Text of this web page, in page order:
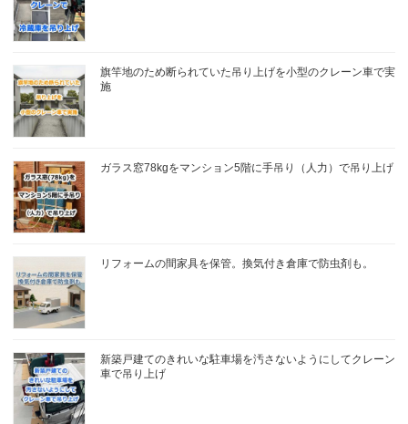
旗竿地のため断られていた吊り上げを小型のクレーン車で実
施
ガラス窓78kgをマンション5階に手吊り（人力）で吊り上げ
リフォームの間家具を保管。換気付き倉庫で防虫剤も。
新築戸建てのきれいな駐車場を汚さないようにしてクレーン
車で吊り上げ